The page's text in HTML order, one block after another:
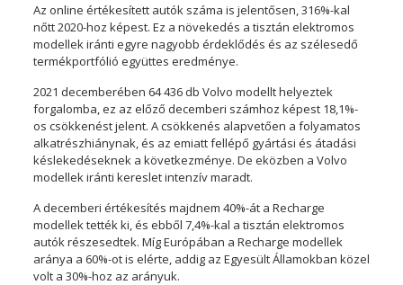
Az online értékesített autók száma is jelentősen, 316%-kal
nőtt 2020-hoz képest. Ez a növekedés a tisztán elektromos
modellek iránti egyre nagyobb érdeklődés és az szélesedő
termékportfólió együttes eredménye.
2021 decemberében 64 436 db Volvo modellt helyeztek
forgalomba, ez az előző decemberi számhoz képest 18,1%-
os csökkenést jelent. A csökkenés alapvetően a folyamatos
alkatrészhiánynak, és az emiatt fellépő gyártási és átadási
késlekedéseknek a következménye. De eközben a Volvo
modellek iránti kereslet intenzív maradt.
A decemberi értékesítés majdnem 40%-át a Recharge
modellek tették ki, és ebből 7,4%-kal a tisztán elektromos
autók részesedtek. Míg Európában a Recharge modellek
aránya a 60%-ot is elérte, addig az Egyesült Államokban közel
volt a 30%-hoz az arányuk.